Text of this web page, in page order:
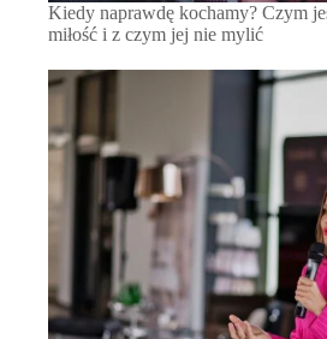
Kiedy naprawdę kochamy? Czym
miłość i z czym jej nie mylić